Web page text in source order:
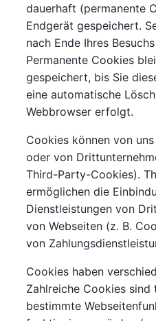
dauerhaft (permanente
Endgerät gespeichert.
nach Ende Ihres
Permanente Cookies
gespeichert, bis Sie
eine automatische
Webbrowser erfolgt.
Cookies können von
oder von
Third-Party-Cookies).
ermöglichen die
Dienstleistungen von
von Webseiten (z. B.
von
Cookies haben
Zahlreiche Cookies
bestimmte